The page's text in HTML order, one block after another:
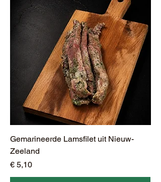
Gemarineerde Lamsfilet uit Nieuw-
Zeeland
Prijs
€ 5,10